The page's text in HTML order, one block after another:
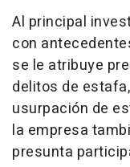
Al principal
con
se le atribuye
delitos de
usurpación de
la empresa
presunta